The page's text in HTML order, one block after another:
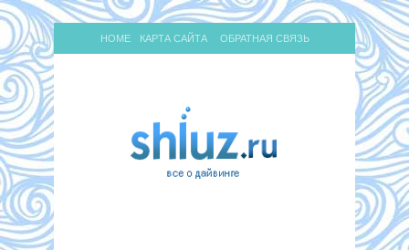
HOME КАРТА САЙТА ОБРАТНАЯ СВЯЗЬ